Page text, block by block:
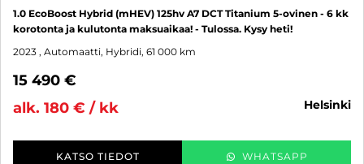
1.0 EcoBoost Hybrid (mHEV) 125hv A7 DCT Titanium 5-ovinen - 6 kk
korotonta ja kulutonta maksuaikaa! - Tulossa. Kysy heti!
2023 , Automaatti, Hybridi, 61 000 km
15 490 €
alk. 180 € / kk
helsinki
KATSO TIEDOT WHATSAPP